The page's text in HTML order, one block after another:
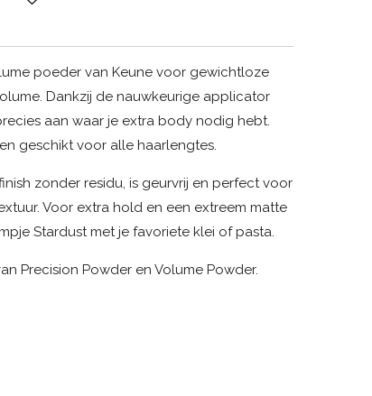
poeder van Keune voor gewichtloze
Dankzij de nauwkeurige applicator
aan waar je extra body nodig hebt.
geschikt voor alle haarlengtes.
zonder residu, is geurvrij en perfect voor
Voor extra hold en een extreem matte
Stardust met je favoriete klei of pasta.
Precision Powder en Volume Powder.